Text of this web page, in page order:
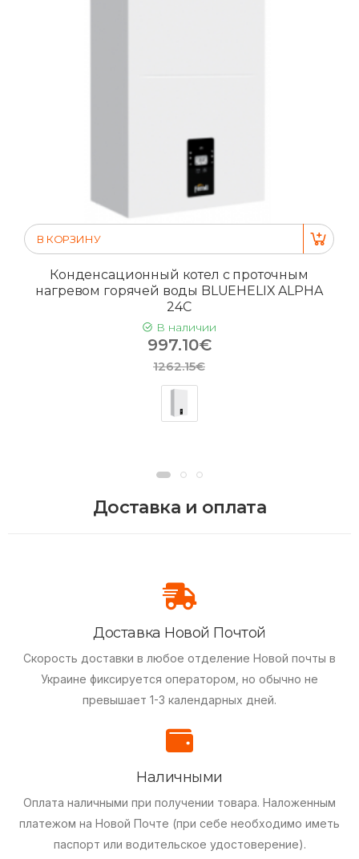
В КОРЗИНУ
Конденсационный котел с проточным
нагревом горячей воды BLUEHELIX ALPHA
24C
В наличии
997.10€
1262.15€
Доставка и оплата
Доставка Новой Почтой
Скорость доставки в любое отделение Новой почты в
Украине фиксируется оператором, но обычно не
превышает 1-3 календарных дней.
Наличными
Оплата наличными при получении товара. Наложенным
платежом на Новой Почте (при себе необходимо иметь
паспорт или водительское удостоверение).